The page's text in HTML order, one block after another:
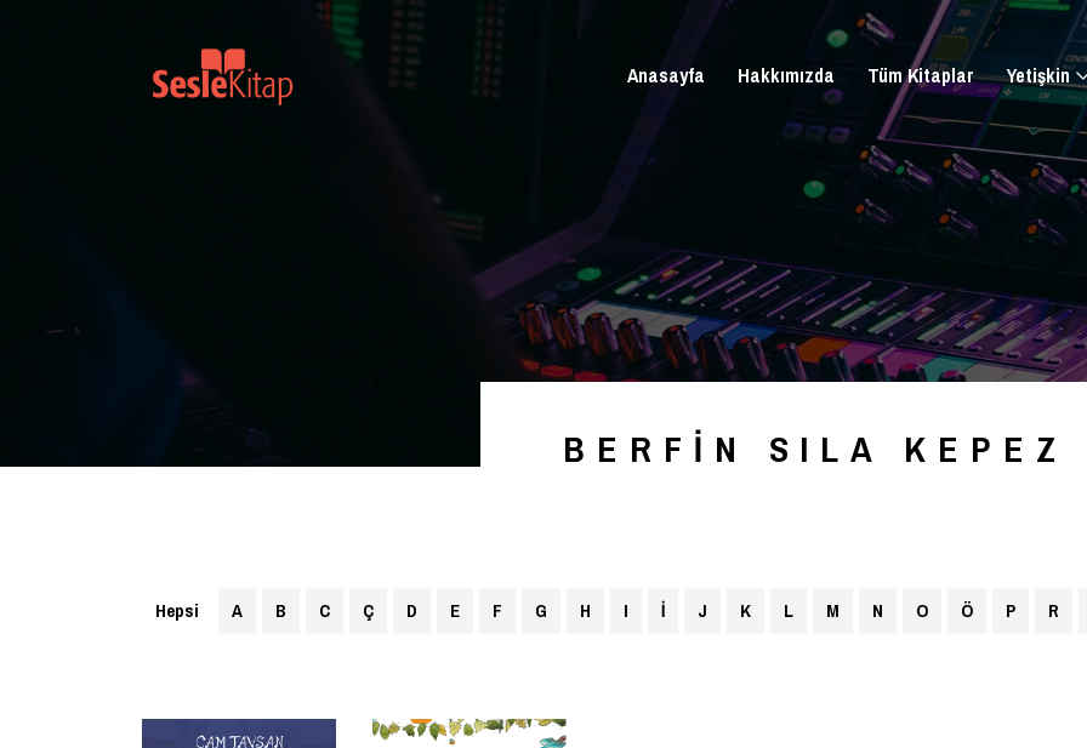
Anasayfa Hakkımızda Tüm Kitaplar Yetişkin
BERFIN SILA KEPEZ
Hepsi A B C Ç D E F G H I İ J K L M N O Ö P R